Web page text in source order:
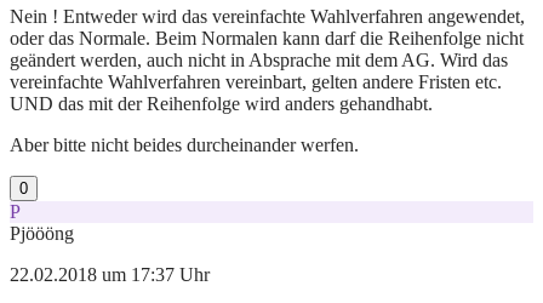
Nein ! Entweder wird das vereinfachte Wahlverfahren angewendet,
oder das Normale. Beim Normalen kann darf die Reihenfolge nicht
geändert werden, auch nicht in Absprache mit dem AG. Wird das
vereinfachte Wahlverfahren vereinbart, gelten andere Fristen etc.
UND das mit der Reihenfolge wird anders gehandhabt.
Aber bitte nicht beides durcheinander werfen.
0
P
Pjöööng
22.02.2018 um 17:37 Uhr